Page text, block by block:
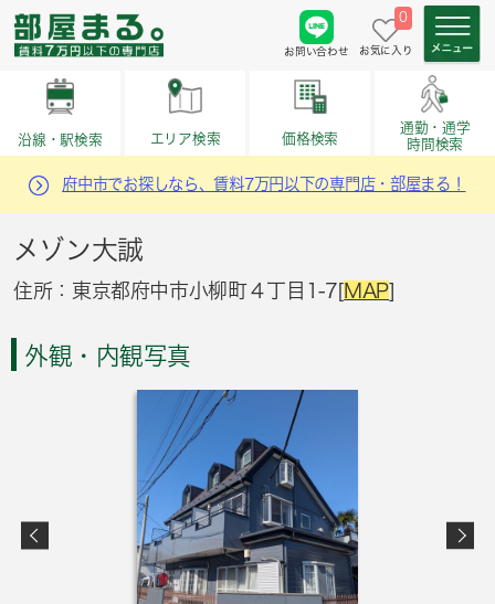
お問い合わせ
0
お気に入り
沿線・駅検索 エリア検索 価格検索
通勤・通学
時間検索
府中市でお探しなら、賃料7万円以下の専門店・部屋まる！
メゾン大誠
住所：東京都府中市小柳町４丁目1-7[MAP]
外観・内観写真